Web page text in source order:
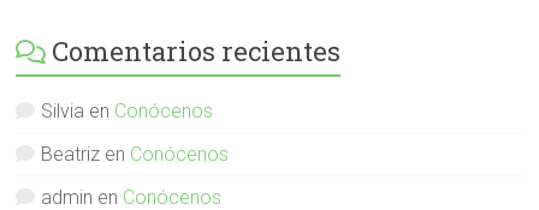
English-
Spanish-
379232072254671
en
Facebook
Comentarios recientes
Silvia en Conócenos
Beatriz en Conócenos
admin en Conócenos